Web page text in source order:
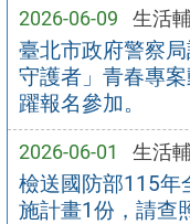
2026-06-09 生活
臺北市政府警察
守護者」青春專
躍報名參加。
2026-06-01 生活
檢送國防部115年
施計畫1份，請查